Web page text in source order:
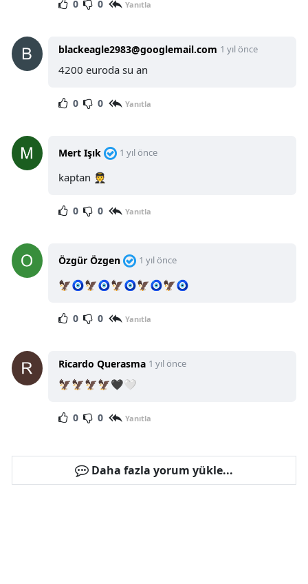
0 0 Yanıtla
blackeagle2983@googlemail.com 1 yıl önce
4200 euroda su an
0 0 Yanıtla
Mert Işık 1 yıl önce
kaptan 🧑‍✈️
0 0 Yanıtla
Özgür Özgen 1 yıl önce
🦅🧿🦅🧿🦅🧿🦅🧿🦅🧿
0 0 Yanıtla
Ricardo Querasma 1 yıl önce
🦅🦅🦅🦅🖤🤍
0 0 Yanıtla
Daha fazla yorum yükle...